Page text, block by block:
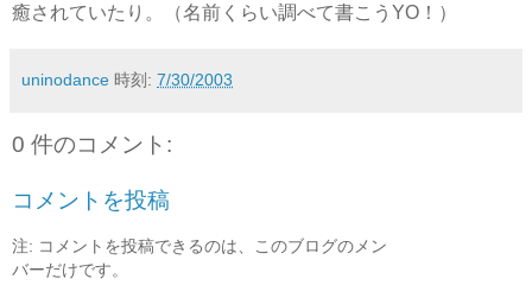
癒されていたり。（名前くらい調べて書こうYO！）
uninodance 時刻: 7/30/2003
0 件のコメント:
コメントを投稿
注: コメントを投稿できるのは、このブログのメン
バーだけです。